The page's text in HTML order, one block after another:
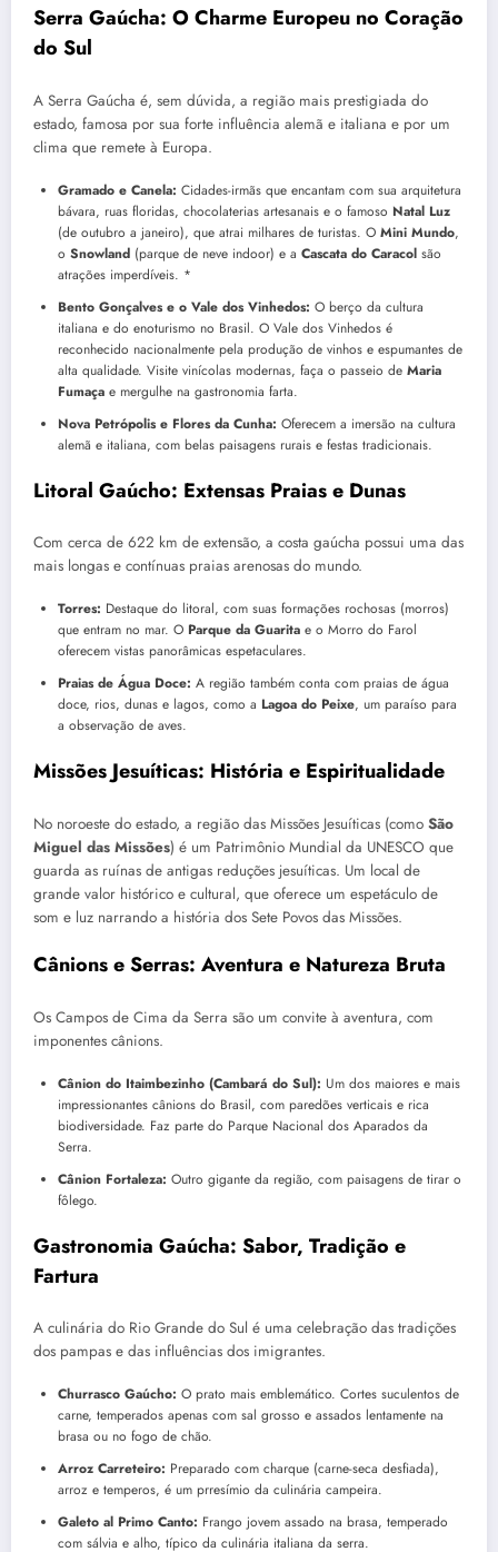
Serra Gaúcha: O Charme Europeu no Coração
do Sul
A Serra Gaúcha é, sem dúvida, a região mais prestigiada do
estado, famosa por sua forte influência alemã e italiana e por um
clima que remete à Europa.
Gramado e Canela: Cidades-irmãs que encantam com sua arquitetura
bávara, ruas floridas, chocolaterias artesanais e o famoso Natal Luz
(de outubro a janeiro), que atrai milhares de turistas. O Mini Mundo,
o Snowland (parque de neve indoor) e a Cascata do Caracol são
atrações imperdíveis. *
Bento Gonçalves e o Vale dos Vinhedos: O berço da cultura
italiana e do enoturismo no Brasil. O Vale dos Vinhedos é
reconhecido nacionalmente pela produção de vinhos e espumantes de
alta qualidade. Visite vinícolas modernas, faça o passeio de Maria
Fumaça e mergulhe na gastronomia farta.
Nova Petrópolis e Flores da Cunha: Oferecem a imersão na cultura
alemã e italiana, com belas paisagens rurais e festas tradicionais.
Litoral Gaúcho: Extensas Praias e Dunas
Com cerca de 622 km de extensão, a costa gaúcha possui uma das
mais longas e contínuas praias arenosas do mundo.
Torres: Destaque do litoral, com suas formações rochosas (morros)
que entram no mar. O Parque da Guarita e o Morro do Farol
oferecem vistas panorâmicas espetaculares.
Praias de Água Doce: A região também conta com praias de água
doce, rios, dunas e lagos, como a Lagoa do Peixe, um paraíso para
a observação de aves.
Missões Jesuíticas: História e Espiritualidade
No noroeste do estado, a região das Missões Jesuíticas (como São
Miguel das Missões) é um Patrimônio Mundial da UNESCO que
guarda as ruínas de antigas reduções jesuíticas. Um local de
grande valor histórico e cultural, que oferece um espetáculo de
som e luz narrando a história dos Sete Povos das Missões.
Cânions e Serras: Aventura e Natureza Bruta
Os Campos de Cima da Serra são um convite à aventura, com
imponentes cânions.
Cânion do Itaimbezinho (Cambará do Sul): Um dos maiores e mais
impressionantes cânions do Brasil, com paredões verticais e rica
biodiversidade. Faz parte do Parque Nacional dos Aparados da
Serra.
Cânion Fortaleza: Outro gigante da região, com paisagens de tirar o
fôlego.
Gastronomia Gaúcha: Sabor, Tradição e
Fartura
A culinária do Rio Grande do Sul é uma celebração das tradições
dos pampas e das influências dos imigrantes.
Churrasco Gaúcho: O prato mais emblemático. Cortes suculentos de
carne, temperados apenas com sal grosso e assados lentamente na
brasa ou no fogo de chão.
Arroz Carreteiro: Preparado com charque (carne-seca desfiada),
arroz e temperos, é um prresímio da culinária campeira.
Galeto al Primo Canto: Frango jovem assado na brasa, temperado
com sálvia e alho, típico da culinária italiana da serra.